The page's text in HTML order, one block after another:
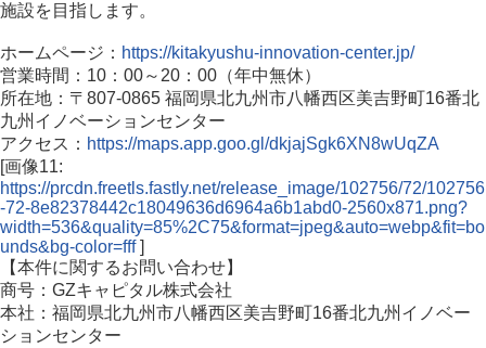
施設を目指します。
ホームページ： https://kitakyushu-innovation-center.jp/
営業時間：10：00～20：00（年中無休）
所在地：〒807-0865 福岡県北九州市八幡西区美吉野町16番北
九州イノベーションセンター
アクセス： https://maps.app.goo.gl/dkjajSgk6XN8wUqZA
[画像11:
https://prcdn.freetls.fastly.net/release_image/102756/72/102756
-72-8e82378442c18049636d6964a6b1abd0-2560x871.png?
width=536&quality=85%2C75&format=jpeg&auto=webp&fit=bo
unds&bg-color=fff]
【本件に関するお問い合わせ】
商号：GZキャピタル株式会社
本社：福岡県北九州市八幡西区美吉野町16番北九州イノベー
ションセンター